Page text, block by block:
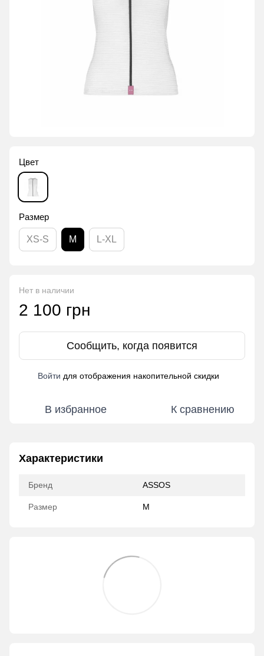
Цвет
Размер
XS-S M L-XL
Нет в наличии
2 100 грн
Сообщить, когда появится
Войти для отображения накопительной скидки
В избранное К сравнению
Характеристики
Бренд ASSOS
Размер M